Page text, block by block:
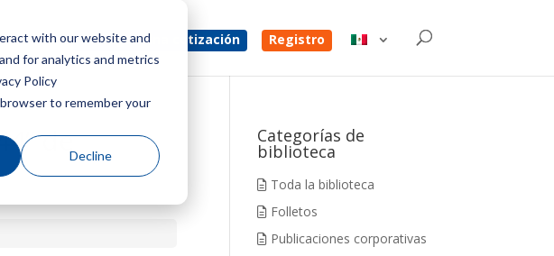
with our website and
for analytics and metrics
Policy
to remember your
Decline
Consigue una cotización Registro
de Categorías de
biblioteca
Toda la biblioteca
Folletos
Publicaciones corporativas